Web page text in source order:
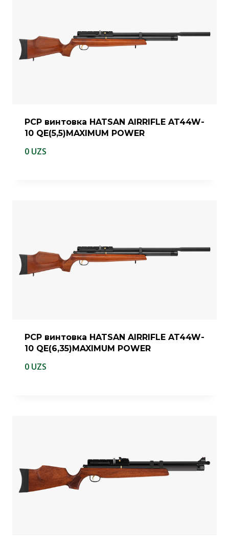
PCP винтовка HATSAN AIRRIFLE AT44W-
10 QE(5,5)MAXIMUM POWER
0 UZS
PCP винтовка HATSAN AIRRIFLE AT44W-
10 QE(6,35)MAXIMUM POWER
0 UZS